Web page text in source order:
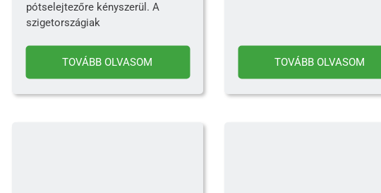
pótselejtezőre kényszerül. A
szigetországiak
TOVÁBB OLVASOM TOVÁBB OLVASOM